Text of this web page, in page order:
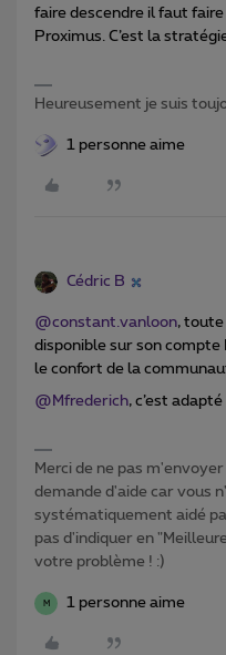
faire descendre il faut
Proximus. C’est la
Heureusement je suis
1 personne aime
Cédric B
@constant.vanloon,
disponible sur son compte
le confort de la
@Mfrederich, c’est adapté
Merci de ne pas
demande d'aide car vous
systématiquement aidé
pas d'indiquer en
votre problème ! :)
M 1 personne aime